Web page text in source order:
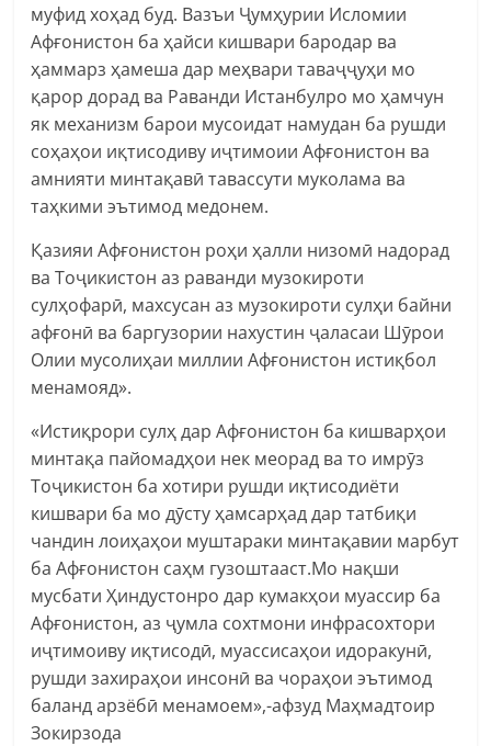
муфид хоҳад буд. Вазъи Ҷумҳурии Исломии
Афғонистон ба ҳайси кишвари бародар ва
ҳаммарз ҳамеша дар меҳвари таваҷҷуҳи мо
қарор дорад ва Раванди Истанбулро мо ҳамчун
як механизм барои мусоидат намудан ба рушди
соҳаҳои иқтисодиву иҷтимоии Афғонистон ва
амнияти минтақавӣ тавассути муколама ва
таҳкими эътимод медонем.
Қазияи Афғонистон роҳи ҳалли низомӣ надорад
ва Тоҷикистон аз раванди музокироти
сулҳофарӣ, махсусан аз музокироти сулҳи байни
афғонӣ ва баргузории нахустин ҷаласаи Шӯрои
Олии мусолиҳаи миллии Афғонистон истиқбол
менамояд».
«Истиқрори сулҳ дар Афғонистон ба кишварҳои
минтақа пайомадҳои нек меорад ва то имрӯз
Тоҷикистон ба хотири рушди иқтисодиёти
кишвари ба мо дӯсту ҳамсарҳад дар татбиқи
чандин лоиҳаҳои муштараки минтақавии марбут
ба Афғонистон саҳм гузоштааст.Мо нақши
мусбати Ҳиндустонро дар кумакҳои муассир ба
Афғонистон, аз ҷумла сохтмони инфрасохтори
иҷтимоиву иқтисодӣ, муассисаҳои идоракунӣ,
рушди захираҳои инсонӣ ва чораҳои эътимод
баланд арзёбӣ менамоем»,-афзуд Маҳмадтоир
Зокирзода